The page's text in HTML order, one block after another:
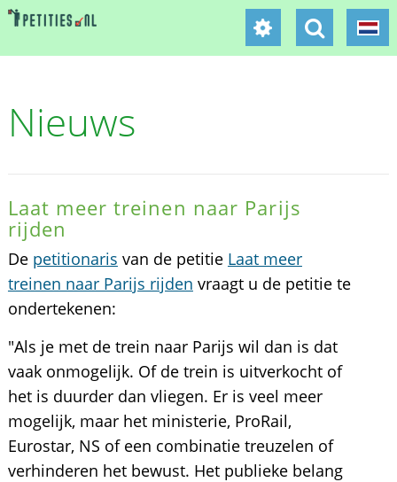
Nieuws
Laat meer treinen naar Parijs
rijden
De petitionaris van de petitie Laat meer
treinen naar Parijs rijden vraagt u de petitie te
ondertekenen:
"Als je met de trein naar Parijs wil dan is dat
vaak onmogelijk. Of de trein is uitverkocht of
het is duurder dan vliegen. Er is veel meer
mogelijk, maar het ministerie, ProRail,
Eurostar, NS of een combinatie treuzelen of
verhinderen het bewust. Het publieke belang